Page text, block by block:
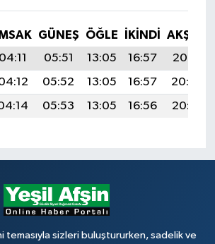
GÜNEŞ ÖĞLE İKINDI
AKŞAM
04:11 05:51 13:05 16:57
20:10
05:52 13:05 16:57
20:09
05:53 13:05 16:56 20:08
temasıyla sizleri buluştururken, sadelik ve